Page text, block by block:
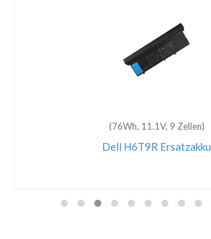
(76Wh, 11.1V, 9 Zellen)
Dell H6T9R Ersatzakku